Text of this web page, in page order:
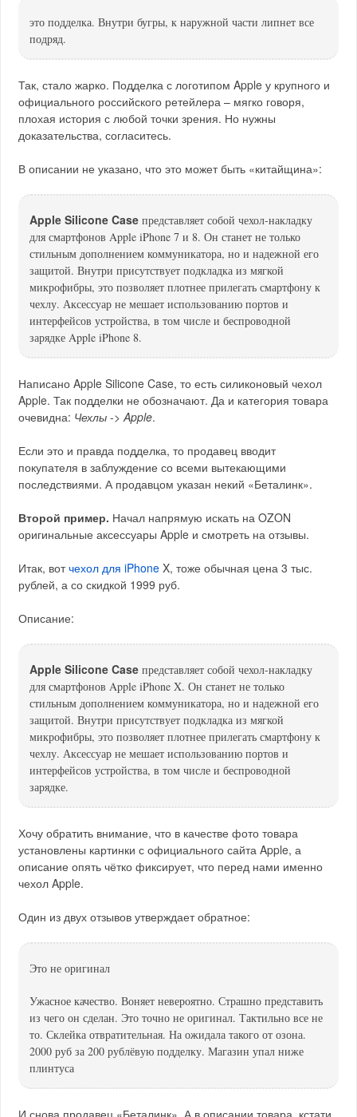
это подделка. Внутри бугры, к наружной части липнет все
подряд.
Так, стало жарко. Подделка с логотипом Apple у крупного и
официального российского ретейлера – мягко говоря,
плохая история с любой точки зрения. Но нужны
доказательства, согласитесь.
В описании не указано, что это может быть «китайщина»:
Apple Silicone Case представляет собой чехол-накладку
для смартфонов Apple iPhone 7 и 8. Он станет не только
стильным дополнением коммуникатора, но и надежной его
защитой. Внутри присутствует подкладка из мягкой
микрофибры, это позволяет плотнее прилегать смартфону к
чехлу. Аксессуар не мешает использованию портов и
интерфейсов устройства, в том числе и беспроводной
зарядке Apple iPhone 8.
Написано Apple Silicone Case, то есть силиконовый чехол
Apple. Так подделки не обозначают. Да и категория товара
очевидна: Чехлы ->Apple.
Если это и правда подделка, то продавец вводит
покупателя в заблуждение со всеми вытекающими
последствиями. А продавцом указан некий «Беталинк».
Второй пример. Начал напрямую искать на OZON
оригинальные аксессуары Apple и смотреть на отзывы.
Итак, вотчехол для iPhoneX, тоже обычная цена 3 тыс.
рублей, а со скидкой 1999 руб.
Описание:
Apple Silicone Case представляет собой чехол-накладку
для смартфонов Apple iPhone X. Он станет не только
стильным дополнением коммуникатора, но и надежной его
защитой. Внутри присутствует подкладка из мягкой
микрофибры, это позволяет плотнее прилегать смартфону к
чехлу. Аксессуар не мешает использованию портов и
интерфейсов устройства, в том числе и беспроводной
зарядке.
Хочу обратить внимание, что в качестве фото товара
установлены картинки с официального сайта Apple, а
описание опять чётко фиксирует, что перед нами именно
чехол Apple.
Один из двух отзывов утверждает обратное:
Это не оригинал
Ужасное качество. Воняет невероятно. Страшно представить
из чего он сделан. Это точно не оригинал. Тактильно все не
то. Склейка отвратительная. На ожидала такого от озона.
2000 руб за 200 рублёвую подделку. Магазин упал ниже
плинтуса
И снова продавец «Беталинк». А в описании товара, кстати,